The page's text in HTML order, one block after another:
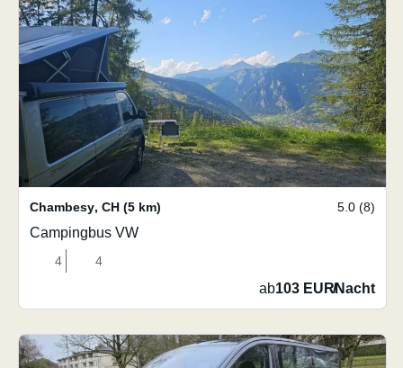
Chambesy, CH (5 km) 5.0 (8)
Campingbus VW
4 4
ab103 EUR/Nacht